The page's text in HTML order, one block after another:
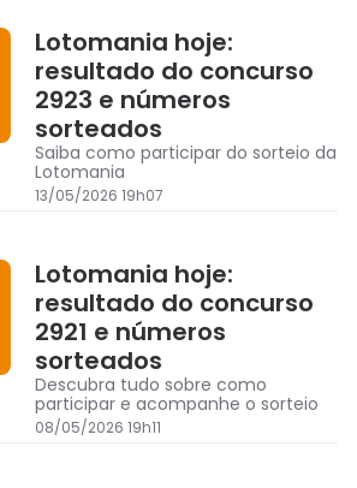
Lotomania hoje:
resultado do concurso
2923 e números
sorteados
Saiba como participar do sorteio da
Lotomania
13/05/2026 19h07
Lotomania hoje:
resultado do concurso
2921 e números
sorteados
Descubra tudo sobre como
participar e acompanhe o sorteio
08/05/2026 19h11